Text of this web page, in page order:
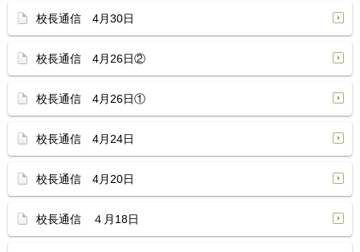
校長通信 4月30日
校長通信 4月26日②
校長通信 4月26日①
校長通信 4月24日
校長通信 4月20日
校長通信 ４月18日